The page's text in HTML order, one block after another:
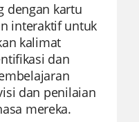
dengan kartu
interaktif untuk
kalimat
dan
dan penilaian
mereka.